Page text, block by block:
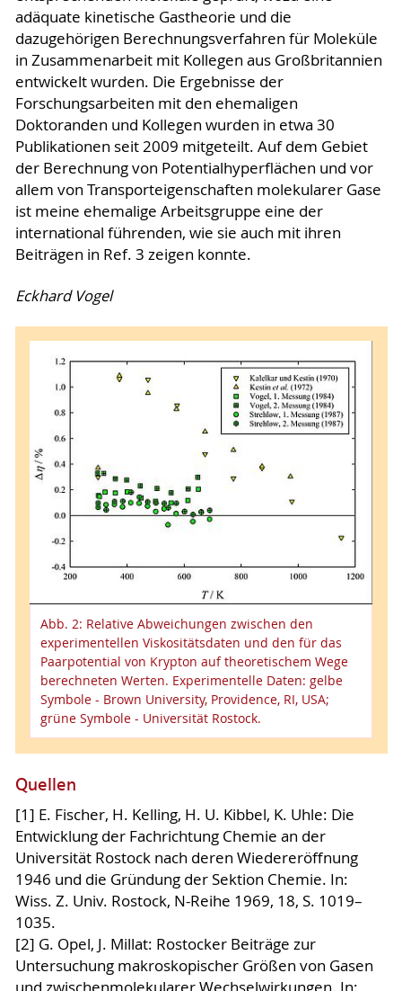
adäquate kinetische Gastheorie und die
dazugehörigen Berechnungsverfahren für Moleküle
in Zusammenarbeit mit Kollegen aus Großbritannien
entwickelt wurden. Die Ergebnisse der
Forschungsarbeiten mit den ehemaligen
Doktoranden und Kollegen wurden in etwa 30
Publikationen seit 2009 mitgeteilt. Auf dem Gebiet
der Berechnung von Potentialhyperflächen und vor
allem von Transporteigenschaften molekularer Gase
ist meine ehemalige Arbeitsgruppe eine der
international führenden, wie sie auch mit ihren
Beiträgen in Ref. 3 zeigen konnte.
Eckhard Vogel
Abb. 2: Relative Abweichungen zwischen den
experimentellen Viskositätsdaten und den für das
Paarpotential von Krypton auf theoretischem Wege
berechneten Werten. Experimentelle Daten: gelbe
Symbole - Brown University, Providence, RI, USA;
grüne Symbole - Universität Rostock.
Quellen
[1] E. Fischer, H. Kelling, H. U. Kibbel, K. Uhle: Die
Entwicklung der Fachrichtung Chemie an der
Universität Rostock nach deren Wiedereröffnung
1946 und die Gründung der Sektion Chemie. In:
Wiss. Z. Univ. Rostock, N-Reihe 1969, 18, S. 1019–
1035.
[2] G. Opel, J. Millat: Rostocker Beiträge zur
Untersuchung makroskopischer Größen von Gasen